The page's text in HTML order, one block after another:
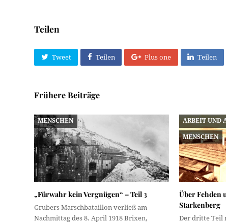
Teilen
Tweet Teilen Plus one Teilen
Frühere Beiträge
MENSCHEN
„Fürwahr kein Vergnügen“ – Teil 3
Grubers Marschbataillon verließ am
Nachmittag des 8. April 1918 Brixen,
ARBEIT UND
MENSCHEN
Über Fehden
Starkenberg
Der dritte Teil